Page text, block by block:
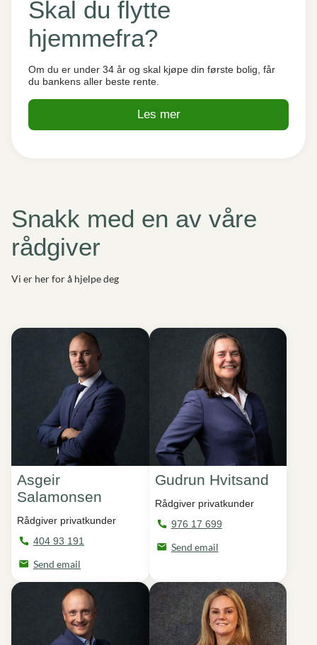
Skal du flytte
hjemmefra?
Om du er under 34 år og skal kjøpe din første bolig, får
du bankens aller beste rente.
Les mer
Snakk med en av våre
rådgiver
Vi er her for å hjelpe deg
Asgeir
Salamonsen
Rådgiver privatkunder
404 93 191
Send email
Gudrun Hvitsand
Rådgiver privatkunder
976 17 699
Send email